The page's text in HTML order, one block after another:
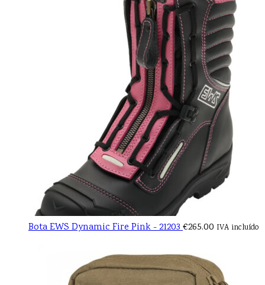
Bota EWS Dynamic Fire Pink - 21203€265.00 IVA incluído